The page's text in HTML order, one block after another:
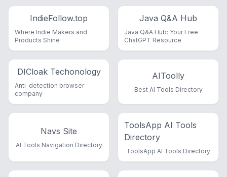
IndieFollow.top
Where Indie Makers and
Products Shine
Java Q&A Hub
Java Q&A Hub: Your Free
ChatGPT Resource
DICloak Techonology
Anti-detection browser
company
AIToolly
Best AI Tools Directory
Navs Site
AI Tools Navigation Directory
ToolsApp AI Tools
Directory
ToolsApp AI Tools Directory